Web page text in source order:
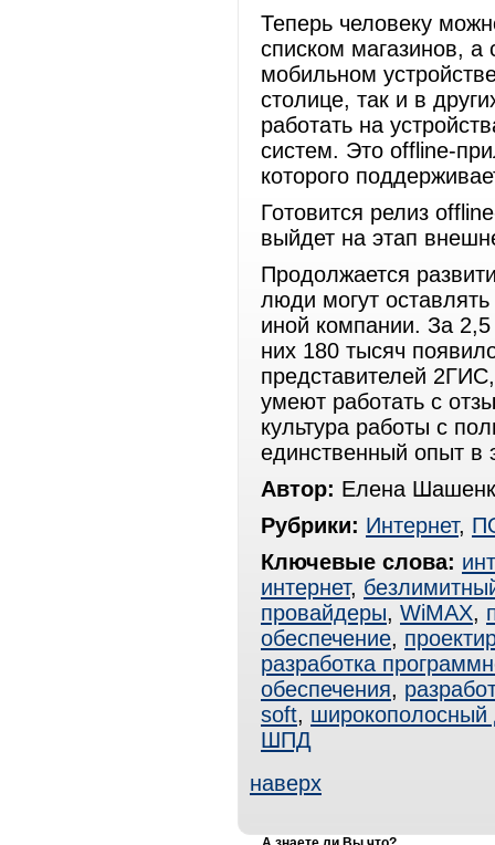
Теперь человеку
списком магазинов, а
мобильном
столице, так и в
работать на
систем. Это offline-
которого
Готовится релиз
выйдет на этап
Продолжается
люди могут
иной компании. За 2,5
них 180 тысяч
представителей
умеют работать с
культура работы с
единственный опыт в
Автор: Елена
Рубрики: Интернет,
Ключевые слова:
интернет,
провайдеры, WiMAX,
обеспечение,
разработка
обеспечения,
soft, широкополосный
ШПД
наверх